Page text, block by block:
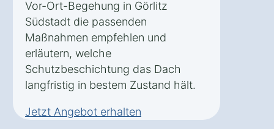
Vor-Ort-Begehung in Görlitz
Südstadt die passenden
Maßnahmen empfehlen und
erläutern, welche
Schutzbeschichtung das Dach
langfristig in bestem Zustand hält.
Jetzt Angebot erhalten